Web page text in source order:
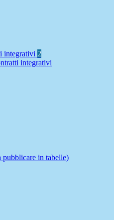
integrativi 2
integrativi
in tabelle)